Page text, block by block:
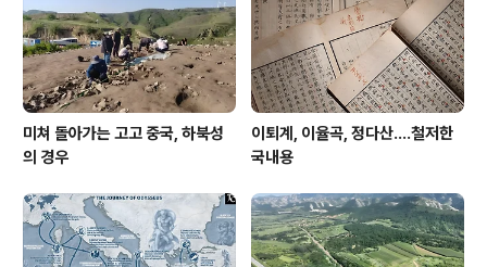
미쳐 돌아가는 고고 중국, 하북성
의 경우
이퇴계, 이율곡, 정다산....철저한
국내용